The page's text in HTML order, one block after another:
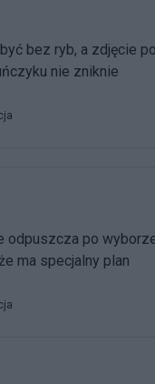
bez ryb, a zdjęcie
nie zniknie
odpuszcza po
ma specjalny plan